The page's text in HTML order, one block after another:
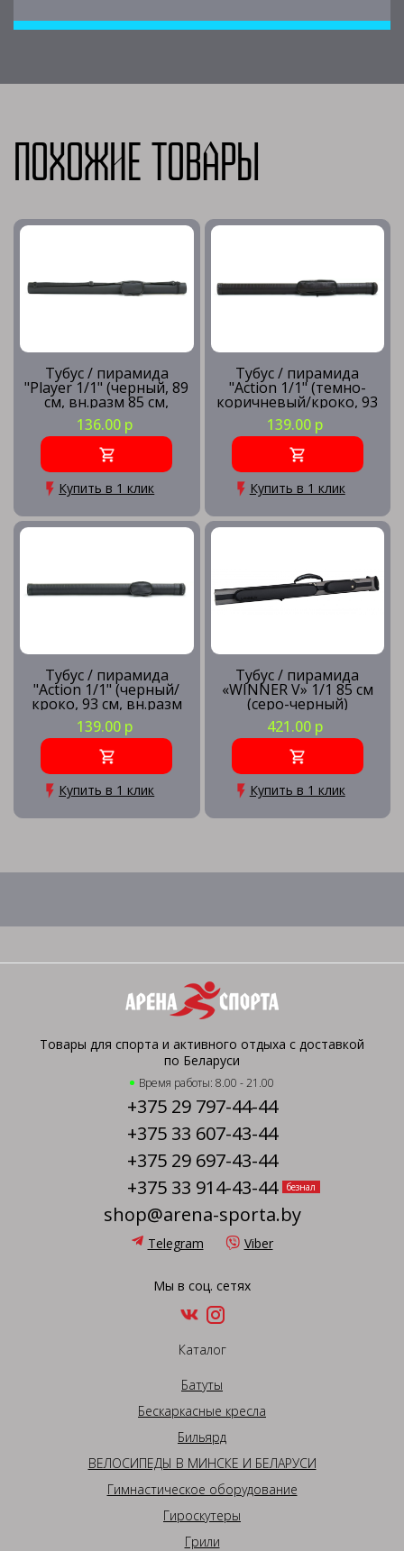
Похожие товары
Тубус / пирамида
"Player 1/1" (черный, 89
см, вн.разм 85 см,
карман 13 см)
136.00 р
Купить в 1 клик
Тубус / пирамида
"Action 1/1" (темно-
коричневый/кроко, 93
см, вн.разм 88 см,
карман 23 см)
139.00 р
Купить в 1 клик
Тубус / пирамида
"Action 1/1" (черный/
кроко, 93 см, вн.разм
88 см, карман 13 см)
139.00 р
Купить в 1 клик
Тубус / пирамида
«WINNER V» 1/1 85 см
(серо-черный)
421.00 р
Купить в 1 клик
Товары для спорта и активного отдыха с доставкой
по Беларуси
Время работы: 8.00 - 21.00
+375 29 797-44-44
+375 33 607-43-44
+375 29 697-43-44
+375 33 914-43-44
безнал
shop@arena-sporta.by
Telegram Viber
Мы в соц. сетях
Каталог
Батуты
Бескаркасные кресла
Бильярд
ВЕЛОСИПЕДЫ В МИНСКЕ И БЕЛАРУСИ
Гимнастическое оборудование
Гироскутеры
Грили